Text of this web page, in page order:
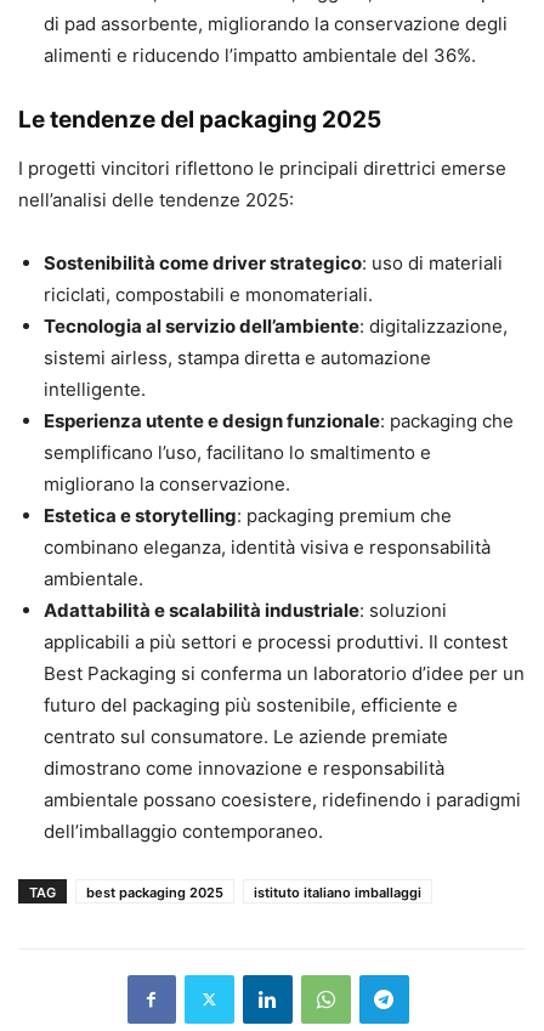
di pad assorbente, migliorando la conservazione degli
alimenti e riducendo l’impatto ambientale del 36%.
Le tendenze del packaging 2025
I progetti vincitori riflettono le principali direttrici emerse
nell’analisi delle tendenze 2025:
Sostenibilità come driver strategico: uso di materiali
riciclati, compostabili e monomateriali.
Tecnologia al servizio dell’ambiente: digitalizzazione,
sistemi airless, stampa diretta e automazione
intelligente.
Esperienza utente e design funzionale: packaging che
semplificano l’uso, facilitano lo smaltimento e
migliorano la conservazione.
Estetica e storytelling: packaging premium che
combinano eleganza, identità visiva e responsabilità
ambientale.
Adattabilità e scalabilità industriale: soluzioni
applicabili a più settori e processi produttivi. Il contest
Best Packaging si conferma un laboratorio d’idee per un
futuro del packaging più sostenibile, efficiente e
centrato sul consumatore. Le aziende premiate
dimostrano come innovazione e responsabilità
ambientale possano coesistere, ridefinendo i paradigmi
dell’imballaggio contemporaneo.
TAG best packaging 2025 istituto italiano imballaggi